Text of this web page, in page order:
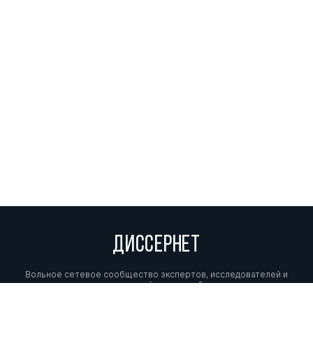
ДИССЕРНЕТ
Вольное сетевое сообщество экспертов, исследователей и
репортеров, посвящающих свой труд разоблачениям мошенников,